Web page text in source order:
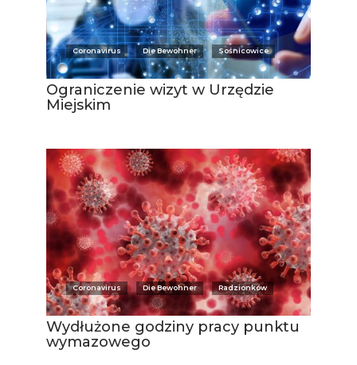
Coronavirus Die Bewohner Sośnicowice
Ograniczenie wizyt w Urzędzie
Miejskim
Coronavirus Die Bewohner Radzionków
Wydłużone godziny pracy punktu
wymazowego